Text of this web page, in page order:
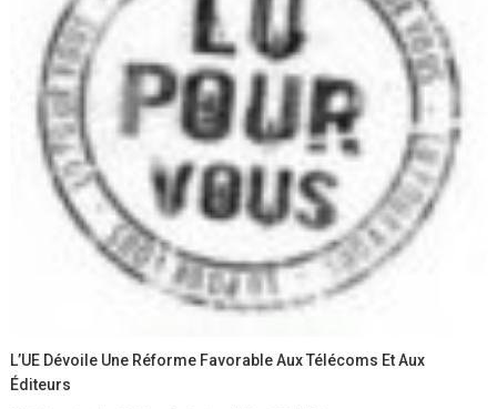
L’UE Dévoile Une Réforme Favorable Aux Télécoms Et Aux
Éditeurs